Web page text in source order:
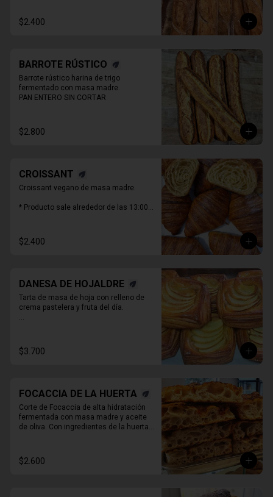
$2.400
BARROTE RÚSTICO
Barrote rústico harina de trigo
fermentado con masa madre.
PAN ENTERO SIN CORTAR
$2.800
CROISSANT
Croissant vegano de masa madre.
* Producto sale alrededor de las 13:00 -
$2.400
DANESA DE HOJALDRE
Tarta de masa de hoja con relleno de
crema pastelera y fruta del día.
despacho*
** FOTO  REFERENCIAL
$3.700
FOCACCIA DE LA HUERTA
Corte de Focaccia de alta hidratación
fermentada con masa madre y aceite
de oliva. Con ingredientes de la huerta
$2.600